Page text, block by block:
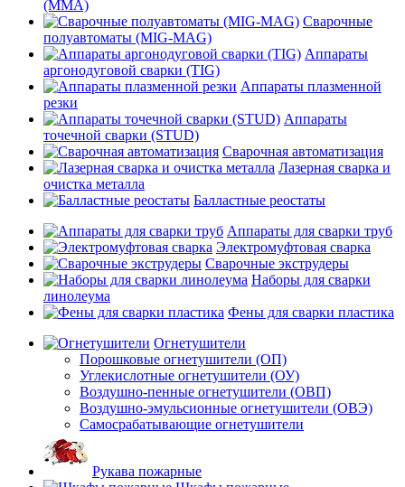
(MMA)
Сварочные
полуавтоматы (MIG-MAG)
Аппараты
аргонодуговой сварки (TIG)
Аппараты плазменной
резки
Аппараты
точечной сварки (STUD)
Сварочная автоматизация
Лазерная сварка и
очистка металла
Балластные реостаты
Аппараты для сварки труб
Электромуфтовая сварка
Сварочные экструдеры
Наборы для сварки
линолеума
Фены для сварки пластика
Огнетушители
Порошковые огнетушители (ОП)
Углекислотные огнетушители (ОУ)
Воздушно-пенные огнетушители (ОВП)
Воздушно-эмульсионные огнетушители (ОВЭ)
Самосрабатывающие огнетушители
Рукава пожарные